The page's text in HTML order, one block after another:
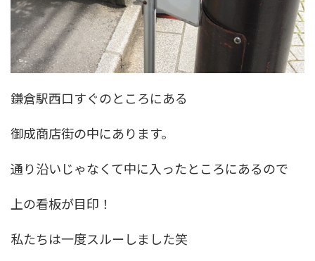
鎌倉駅西口すぐのところにある
御成商店街の中にあります。
通り沿いじゃなくて中に入ったところにあるので
上の看板が目印！
私たちは一度スルーしました笑